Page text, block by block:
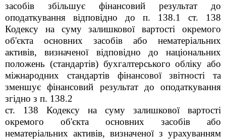
засобів збільшує фінансовий результат до
оподаткування відповідно до п. 138.1 ст. 138
Кодексу на суму залишкової вартості окремого
об'єкта основних засобів або нематеріальних
активів, визначеної відповідно до національних
положень (стандартів) бухгалтерського обліку або
міжнародних стандартів фінансової звітності та
зменшує фінансовий результат до оподаткування
згідно з п. 138.2
ст. 138 Кодексу на суму залишкової вартості
окремого об'єкта основних засобів або
нематеріальних активів, визначеної з урахуванням